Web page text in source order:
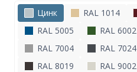
Цинк RAL 1014
RAL 5005
RAL 6002
RAL 7004
RAL 7024
RAL 8019
RAL 9002